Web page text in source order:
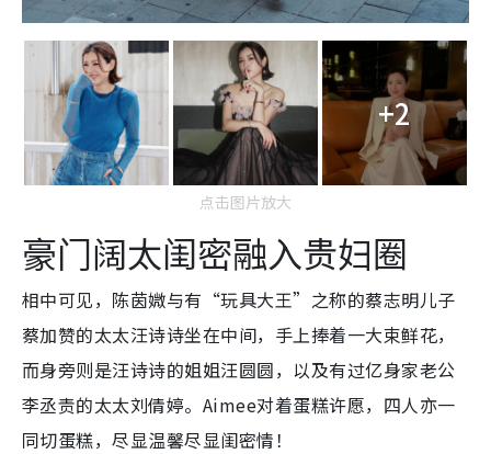
+2
点击图片放大
豪门阔太闺密融入贵妇圈
相中可见，陈茵媺与有“玩具大王”之称的蔡志明儿子
蔡加赞的太太汪诗诗坐在中间，手上捧着一大束鲜花，
而身旁则是汪诗诗的姐姐汪圆圆，以及有过亿身家老公
李丞责的太太刘倩婷。Aimee对着蛋糕许愿，四人亦一
同切蛋糕，尽显温馨尽显闺密情！